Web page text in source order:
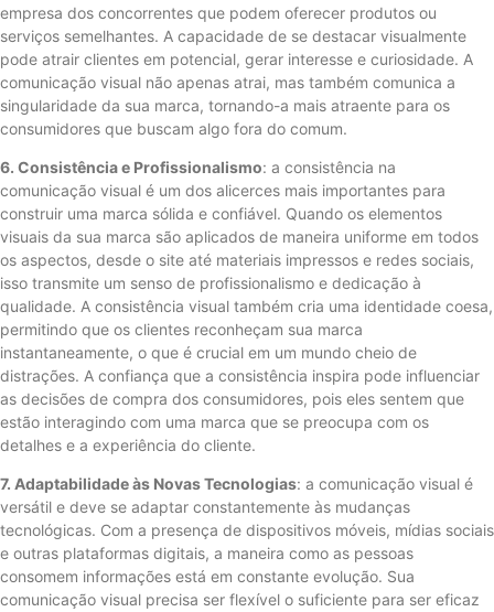
empresa dos concorrentes que podem oferecer produtos ou
serviços semelhantes. A capacidade de se destacar visualmente
pode atrair clientes em potencial, gerar interesse e curiosidade. A
comunicação visual não apenas atrai, mas também comunica a
singularidade da sua marca, tornando-a mais atraente para os
consumidores que buscam algo fora do comum.
6. Consistência e Profissionalismo: a consistência na
comunicação visual é um dos alicerces mais importantes para
construir uma marca sólida e confiável. Quando os elementos
visuais da sua marca são aplicados de maneira uniforme em todos
os aspectos, desde o site até materiais impressos e redes sociais,
isso transmite um senso de profissionalismo e dedicação à
qualidade. A consistência visual também cria uma identidade coesa,
permitindo que os clientes reconheçam sua marca
instantaneamente, o que é crucial em um mundo cheio de
distrações. A confiança que a consistência inspira pode influenciar
as decisões de compra dos consumidores, pois eles sentem que
estão interagindo com uma marca que se preocupa com os
detalhes e a experiência do cliente.
7. Adaptabilidade às Novas Tecnologias: a comunicação visual é
versátil e deve se adaptar constantemente às mudanças
tecnológicas. Com a presença de dispositivos móveis, mídias sociais
e outras plataformas digitais, a maneira como as pessoas
consomem informações está em constante evolução. Sua
comunicação visual precisa ser flexível o suficiente para ser eficaz